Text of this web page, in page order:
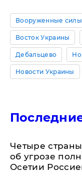
Вооруженные
Восток Украины
Дебальцево
Новости Украины
Четыре
об угрозе
Осетии